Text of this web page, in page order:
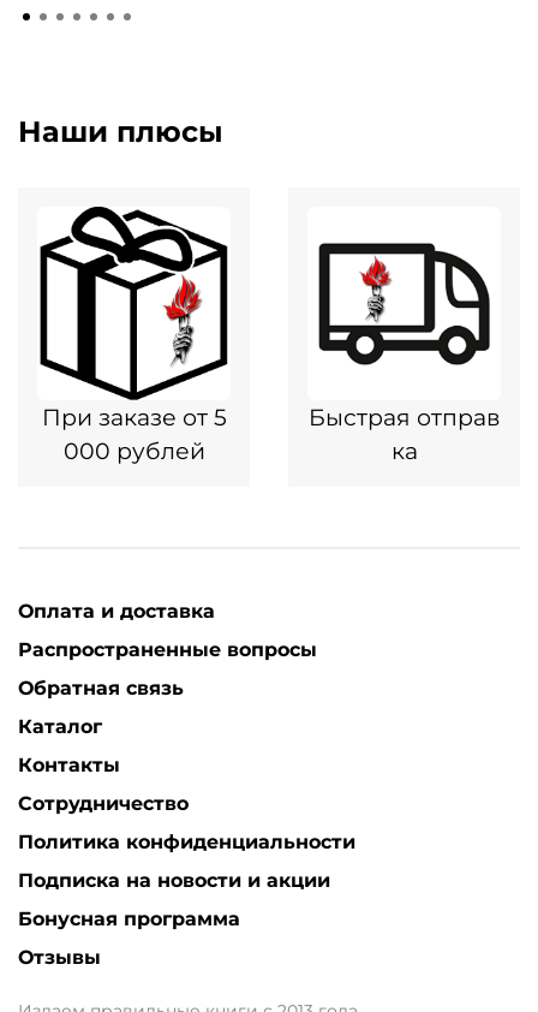
Наши плюсы
При заказе от 5
000 рублей
Быстрая отправ
ка
Оплата и доставка
Распространенные вопросы
Обратная связь
Каталог
Контакты
Сотрудничество
Политика конфиденциальности
Подписка на новости и акции
Бонусная программа
Отзывы